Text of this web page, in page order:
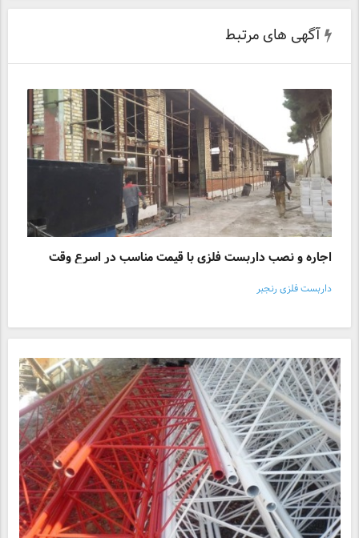
آگهی های مرتبط
اجاره و نصب داربست فلزی با قیمت مناسب در اسرع وقت
داربست فلزی رنجبر